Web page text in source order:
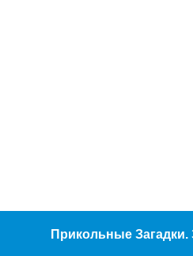
Прикольные